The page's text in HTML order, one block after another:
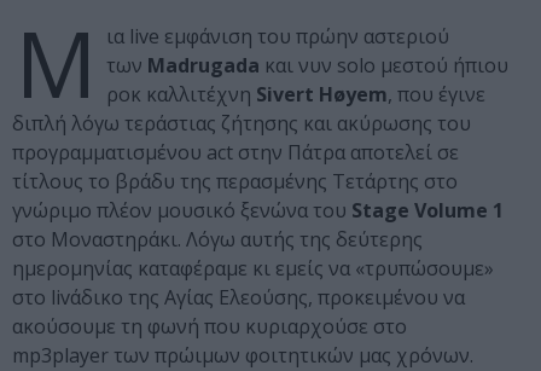
Μ
ια live εμφάνιση του πρώην αστεριού
των Madrugada και νυν solo μεστού ήπιου
ροκ καλλιτέχνη Sivert Høyem, που έγινε
διπλή λόγω τεράστιας ζήτησης και ακύρωσης του
προγραμματισμένου act στην Πάτρα αποτελεί σε
τίτλους το βράδυ της περασμένης Τετάρτης στο
γνώριμο πλέον μουσικό ξενώνα του Stage Volume 1
στο Μοναστηράκι. Λόγω αυτής της δεύτερης
ημερομηνίας καταφέραμε κι εμείς να «τρυπώσουμε»
στο livάδικο της Αγίας Ελεούσης, προκειμένου να
ακούσουμε τη φωνή που κυριαρχούσε στο
mp3player των πρώιμων φοιτητικών μας χρόνων.